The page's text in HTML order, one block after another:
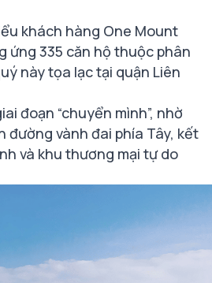
khách hàng One Mount
ứng 335 căn hộ thuộc phân
này tọa lạc tại quận Liên
đoạn “chuyển mình”, nhờ
đường vành đai phía Tây, kết
và khu thương mại tự do